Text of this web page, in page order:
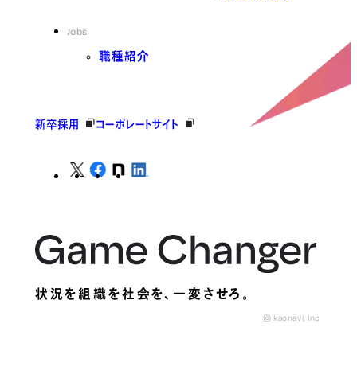
Jobs
職種紹介
新卒採用 コーポレートサイト
状況を組織を社会を、一変させろ。
© kaonavi, Inc